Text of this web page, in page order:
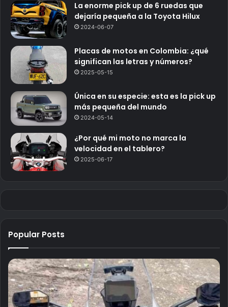
La enorme pick up de 6 ruedas que
dejaría pequeña a la Toyota Hilux
2024-06-07
Placas de motos en Colombia: ¿qué
significan las letras y números?
2025-05-15
Única en su especie: esta es la pick up
más pequeña del mundo
2024-05-14
¿Por qué mi moto no marca la
velocidad en el tablero?
2025-06-17
Popular Posts